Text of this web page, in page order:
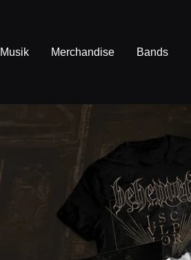
Inhalt
Musik Merchandise Bands